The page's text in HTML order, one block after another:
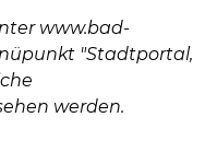
www.bad-
"Stadtportal,
werden.